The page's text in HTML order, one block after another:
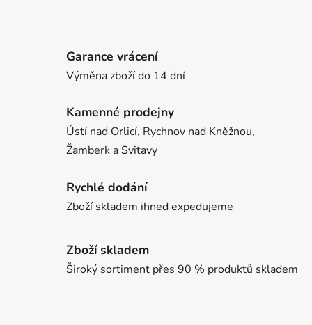
Garance vrácení
Výměna zboží do 14 dní
Kamenné prodejny
Ústí nad Orlicí, Rychnov nad Kněžnou,
Žamberk a Svitavy
Rychlé dodání
Zboží skladem ihned expedujeme
Zboží skladem
Široký sortiment přes 90 % produktů skladem